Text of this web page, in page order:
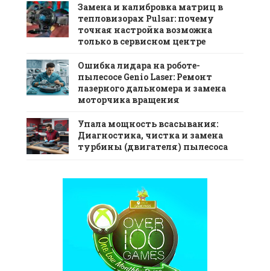
Замена и калибровка матриц в
тепловизорах Pulsar: почему
точная настройка возможна
только в сервисном центре
Ошибка лидара на роботе-
пылесосе Genio Laser: Ремонт
лазерного дальномера и замена
моторчика вращения
Упала мощность всасывания:
Диагностика, чистка и замена
турбины (двигателя) пылесоса